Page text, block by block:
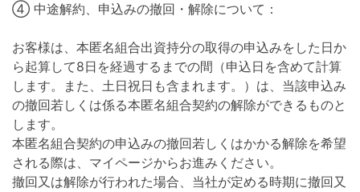
④ 中途解約、申込みの撤回・解除について：
お客様は、本匿名組合出資持分の取得の申込みをした日か
ら起算して8日を経過するまでの間（申込日を含めて計算
します。また、土日祝日も含まれます。）は、当該申込み
の撤回若しくは係る本匿名組合契約の解除ができるものと
します。
本匿名組合契約の申込みの撤回若しくはかかる解除を希望
される際は、マイページからお進みください。
撤回又は解除が行われた場合、当社が定める時期に撤回又